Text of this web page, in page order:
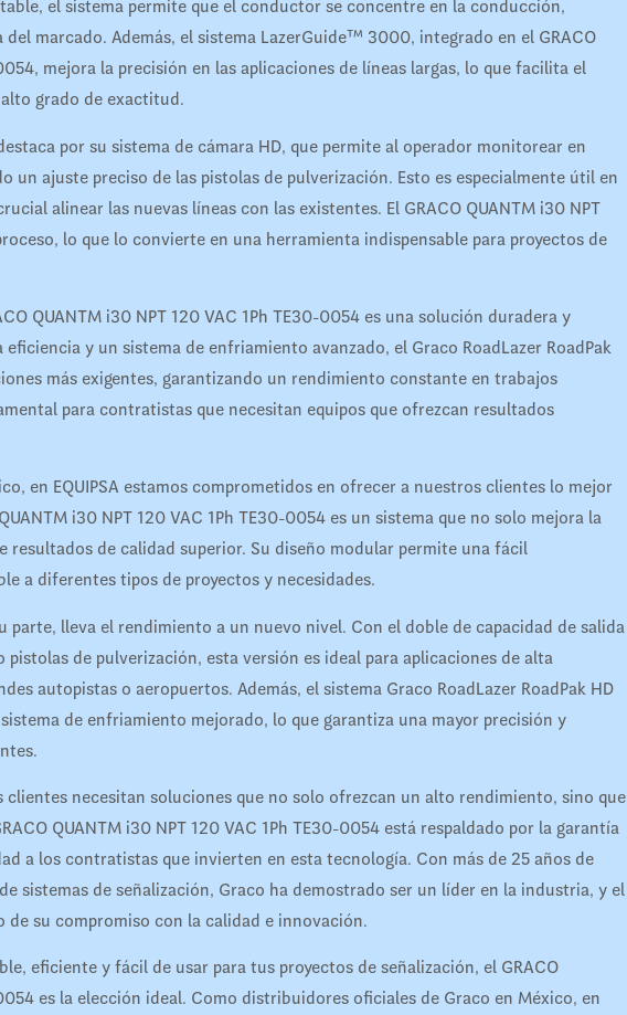
el sistema permite que el conductor se concentre en la conducción,
marcado. Además, el sistema LazerGuide™ 3000, integrado en el GRACO
mejora la precisión en las aplicaciones de líneas largas, lo que facilita el
grado de exactitud.
por su sistema de cámara HD, que permite al operador monitorear en
un ajuste preciso de las pistolas de pulverización. Esto es especialmente útil en
alinear las nuevas líneas con las existentes. El GRACO QUANTM i30 NPT
lo que lo convierte en una herramienta indispensable para proyectos de
QUANTM i30 NPT 120 VAC 1Ph TE30-0054 es una solución duradera y
y un sistema de enfriamiento avanzado, el Graco RoadLazer RoadPak
más exigentes, garantizando un rendimiento constante en trabajos
para contratistas que necesitan equipos que ofrezcan resultados
en EQUIPSA estamos comprometidos en ofrecer a nuestros clientes lo mejor
i30 NPT 120 VAC 1Ph TE30-0054 es un sistema que no solo mejora la
de calidad superior. Su diseño modular permite una fácil
a diferentes tipos de proyectos y necesidades.
parte, lleva el rendimiento a un nuevo nivel. Con el doble de capacidad de salida
de pulverización, esta versión es ideal para aplicaciones de alta
autopistas o aeropuertos. Además, el sistema Graco RoadLazer RoadPak HD
de enfriamiento mejorado, lo que garantiza una mayor precisión y
clientes necesitan soluciones que no solo ofrezcan un alto rendimiento, sino que
QUANTM i30 NPT 120 VAC 1Ph TE30-0054 está respaldado por la garantía
a los contratistas que invierten en esta tecnología. Con más de 25 años de
sistemas de señalización, Graco ha demostrado ser un líder en la industria, y el
de su compromiso con la calidad e innovación.
eficiente y fácil de usar para tus proyectos de señalización, el GRACO
es la elección ideal. Como distribuidores oficiales de Graco en México, en